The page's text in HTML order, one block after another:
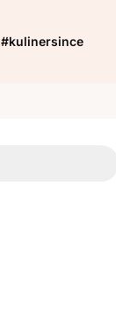
#kulinersince